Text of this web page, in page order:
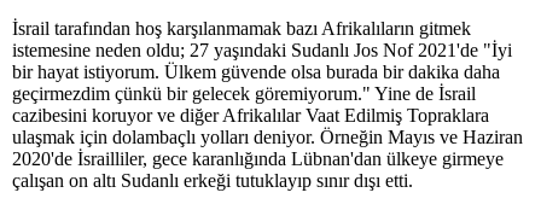
İsrail tarafından hoş karşılanmamak bazı Afrikalıların gitmek
istemesine neden oldu; 27 yaşındaki Sudanlı Jos Nof 2021'de "İyi
bir hayat istiyorum. Ülkem güvende olsa burada bir dakika daha
geçirmezdim çünkü bir gelecek göremiyorum." Yine de İsrail
cazibesini koruyor ve diğer Afrikalılar Vaat Edilmiş Topraklara
ulaşmak için dolambaçlı yolları deniyor. Örneğin Mayıs ve Haziran
2020'de İsrailliler, gece karanlığında Lübnan'dan ülkeye girmeye
çalışan on altı Sudanlı erkeği tutuklayıp sınır dışı etti.